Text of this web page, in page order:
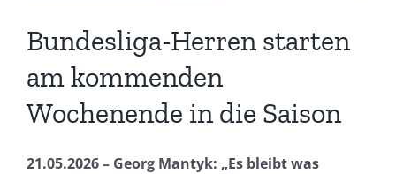
Bundesliga-Herren starten
am kommenden
Wochenende in die Saison
21.05.2026 – Georg Mantyk: „Es bleibt was